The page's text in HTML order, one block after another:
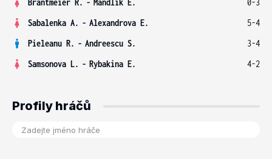
Brantmeier R. - Mandlik E.
0-3
Sabalenka A. - Alexandrova E.
5-4
Pieleanu R. - Andreescu S.
3-4
Samsonova L. - Rybakina E. 4-2
Profily hráčů